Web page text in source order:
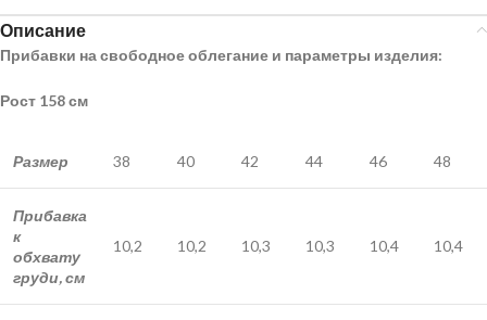
Описание
Прибавки на свободное облегание и параметры изделия:
Рост 158 см
Размер 38 40 42 44 46 48
Прибавка
к
обхвату
груди, см
10,2 10,2 10,3 10,3 10,4 10,4